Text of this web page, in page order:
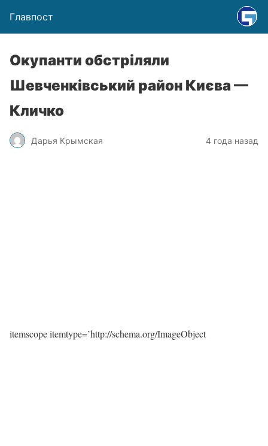
Главпост
Окупанти обстріляли
Шевченківський район Києва —
Кличко
Дарья Крымская 4 года назад
itemscope itemtype=’http://schema.org/ImageObject